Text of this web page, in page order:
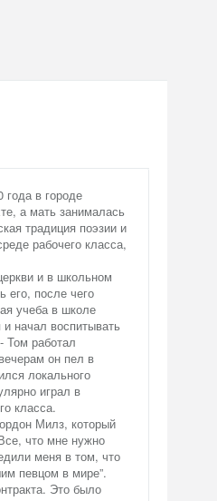
в городе
а мать занималась
традиция поэзии и
рабочего класса,
и в школьном
его, после чего
учеба в школе
начал воспитывать
Том работал
он пел в
локального
играл в
класса.
Милз, который
что мне нужно
меня в том, что
певцом в мире”.
Это было